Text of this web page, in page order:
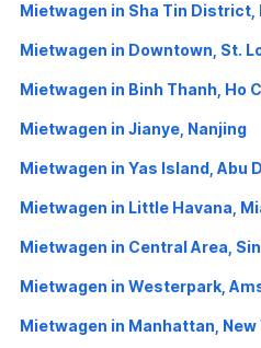
Mietwagen in Sha Tin District,
Mietwagen in Downtown, St.
Mietwagen in Binh Thanh, Ho
Mietwagen in Jianye, Nanjing
Mietwagen in Yas Island, Abu
Mietwagen in Little Havana,
Mietwagen in Central Area,
Mietwagen in Westerpark,
Mietwagen in Manhattan, New